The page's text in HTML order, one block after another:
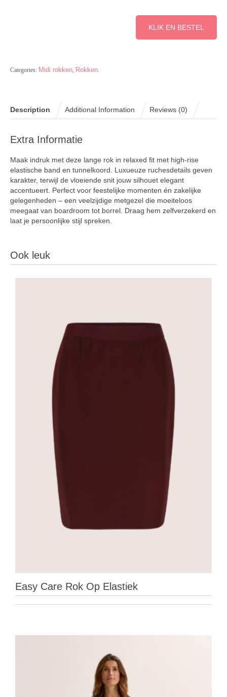
KLIK EN BESTEL
Categories: Midi rokken, Rokken.
Description Additional Information Reviews (0)
Extra Informatie
Maak indruk met deze lange rok in relaxed fit met high-rise
elastische band en tunnelkoord. Luxueuze ruchesdetails geven
karakter, terwijl de vloeiende snit jouw silhouet elegant
accentueert. Perfect voor feestelijke momenten én zakelijke
gelegenheden – een veelzijdige metgezel die moeiteloos
meegaat van boardroom tot borrel. Draag hem zelfverzekerd en
laat je persoonlijke stijl spreken.
Ook leuk
Easy Care Rok Op Elastiek